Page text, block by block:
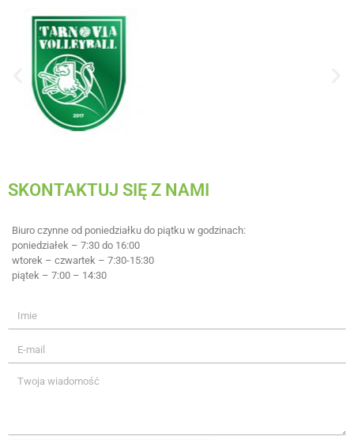
SKONTAKTUJ SIĘ Z NAMI
Biuro czynne od poniedziałku do piątku w godzinach:
poniedziałek – 7:30 do 16:00
wtorek – czwartek – 7:30-15:30
piątek – 7:00 – 14:30